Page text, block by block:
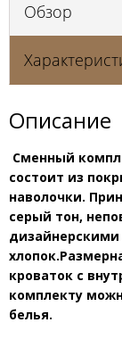
Обзор
Описание
Сменный
состоит из
наволочки.
серый тон,
дизайнерскими
кроваток с
комплекту
белья.